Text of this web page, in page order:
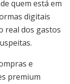
quem está em
digitais
real dos gastos
e
premium